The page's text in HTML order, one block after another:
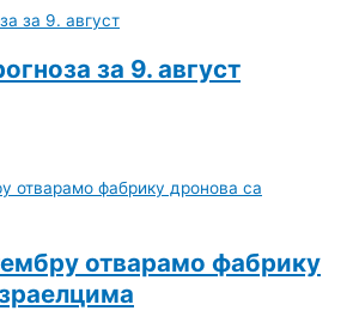
за 9. август
отварамо фабрику